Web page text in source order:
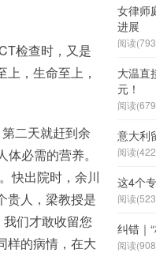
检查时，又是
，生命至上，
二天就赶到余
必需的营养。
快出院时，余川
贵人，梁教授是
们才敢收留您
样的病情，在大
女律师
进展
阅读
大温直
元！
阅读
意大利
阅读
这4个
阅读
纠错｜
阅读